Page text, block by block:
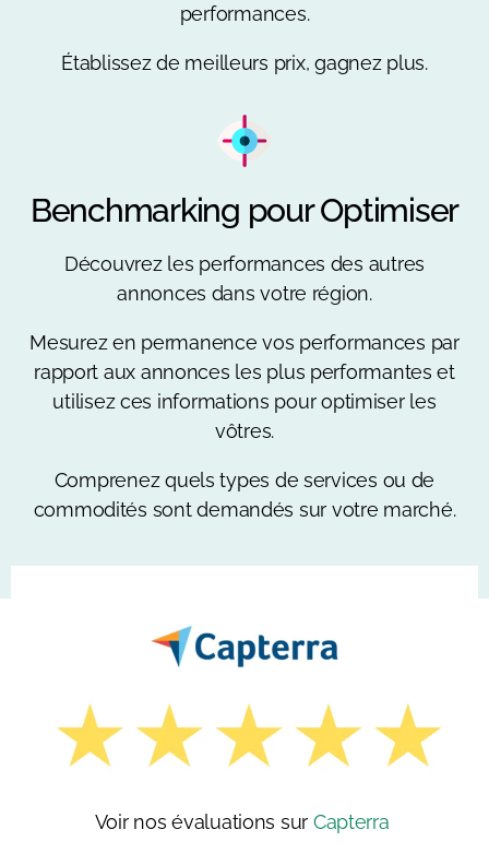
performances.
Établissez de meilleurs prix, gagnez plus.
Benchmarking pour Optimiser
Découvrez les performances des autres
annonces dans votre région.
Mesurez en permanence vos performances par
rapport aux annonces les plus performantes et
utilisez ces informations pour optimiser les
vôtres.
Comprenez quels types de services ou de
commodités sont demandés sur votre marché.
Voir nos évaluations sur Capterra